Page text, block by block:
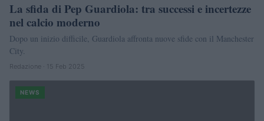
La sfida di Pep Guardiola: tra successi e incertezze
nel calcio moderno
Dopo un inizio difficile, Guardiola affronta nuove sfide con il Manchester
City.
Redazione · 15 Feb 2025
NEWS